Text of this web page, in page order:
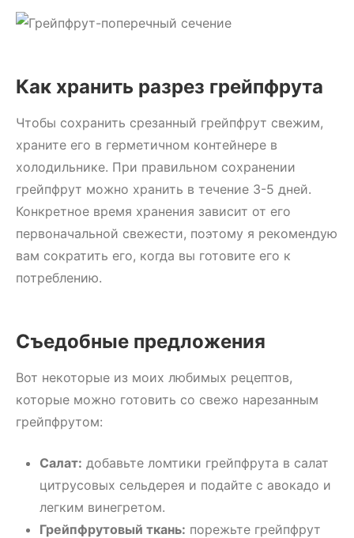
Как хранить разрез грейпфрута
Чтобы сохранить срезанный грейпфрут свежим,
храните его в герметичном контейнере в
холодильнике. При правильном сохранении
грейпфрут можно хранить в течение 3-5 дней.
Конкретное время хранения зависит от его
первоначальной свежести, поэтому я рекомендую
вам сократить его, когда вы готовите его к
потреблению.
Съедобные предложения
Вот некоторые из моих любимых рецептов,
которые можно готовить со свежо нарезанным
грейпфрутом:
Салат: добавьте ломтики грейпфрута в салат
цитрусовых сельдерея и подайте с авокадо и
легким винегретом.
Грейпфрутовый ткань: порежьте грейпфрут